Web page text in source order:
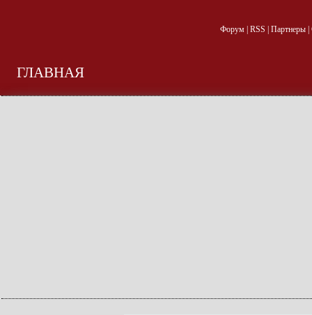
Форум| RSS Партнеры|
ГЛАВНАЯ